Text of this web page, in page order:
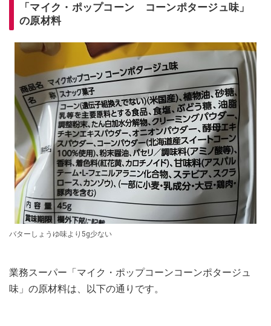
「マイク・ポップコーン コーンポタージュ味」
の原材料
バターしょうゆ味より5g少ない
業務スーパー「マイク・ポップコーンコーンポタージュ
味」の原材料は、以下の通りです。